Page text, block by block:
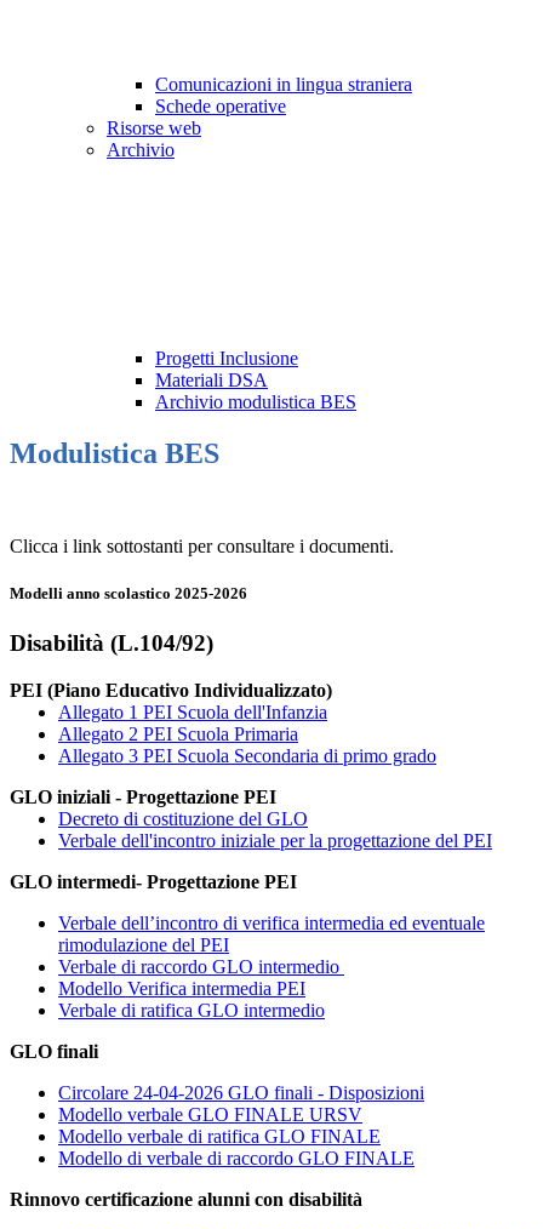
Comunicazioni in lingua straniera
Schede operative
Risorse web
Archivio
Progetti Inclusione
Materiali DSA
Archivio modulistica BES
Modulistica BES
Clicca i link sottostanti per consultare i documenti.
Modelli anno scolastico 2025-2026
Disabilità (L.104/92)
PEI (Piano Educativo Individualizzato)
Allegato 1 PEI Scuola dell'Infanzia
Allegato 2 PEI Scuola Primaria
Allegato 3 PEI Scuola Secondaria di primo grado
GLO iniziali - Progettazione PEI
Decreto di costituzione del GLO
Verbale dell'incontro iniziale per la progettazione del PEI
GLO intermedi- Progettazione PEI
Verbale dell’incontro di verifica intermedia ed eventuale
rimodulazione del PEI
Verbale di raccordo GLO intermedio
Modello Verifica intermedia PEI
Verbale di ratifica GLO intermedio
GLO finali
Circolare 24-04-2026 GLO finali - Disposizioni
Modello verbale GLO FINALE URSV
Modello verbale di ratifica GLO FINALE
Modello di verbale di raccordo GLO FINALE
Rinnovo certificazione alunni con disabilità